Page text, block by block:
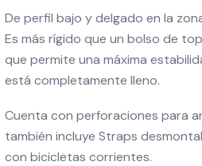
De perfil bajo y delgado en la
Es más rígido que un bolso de
que permite una máxima
está completamente lleno.
Cuenta con perforaciones para
también incluye Straps
con bicicletas corrientes.